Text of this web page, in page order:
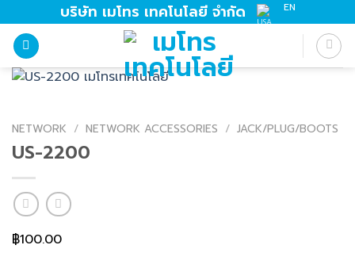
to
content
บริษัท เมโทร เทคโนโลยี จำกัด EN
NETWORK / NETWORK ACCESSORIES / JACK/PLUG/BOOTS
US-2200
฿100.00